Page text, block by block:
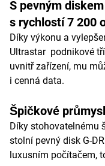
S pevným
s rychlostí 7 200
Díky výkonu a
Ultrastar podnikové
uvnitř zařízení, mu
i cenná data.
Špičkové
Díky stohovatelnému
stolní pevný disk G-
luxusním počítačem,